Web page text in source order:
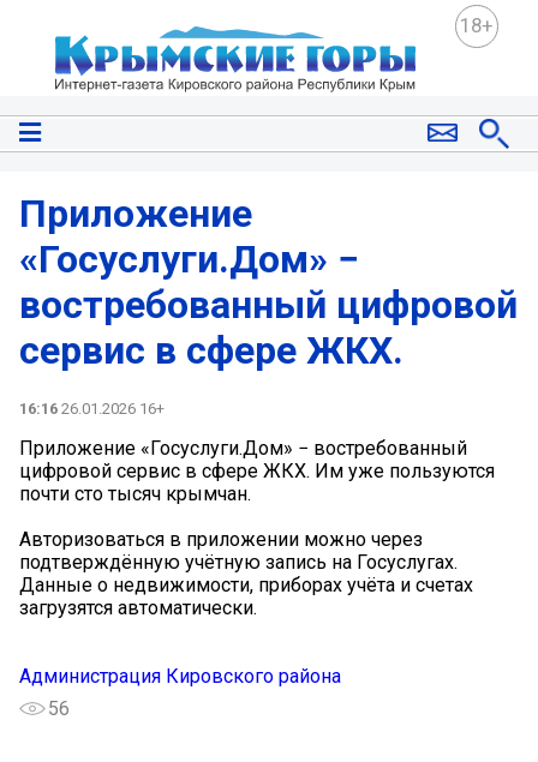
18+
Приложение
«Госуслуги.Дом» −
востребованный цифровой
сервис в сфере ЖКХ.
16:16 26.01.2026 16+
Приложение «Госуслуги.Дом» − востребованный
цифровой сервис в сфере ЖКХ. Им уже пользуются
почти сто тысяч крымчан.
Авторизоваться в приложении можно через
подтверждённую учётную запись на Госуслугах.
Данные о недвижимости, приборах учёта и счетах
загрузятся автоматически.
Администрация Кировского района
56